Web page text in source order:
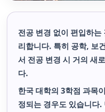
전공 변경 없이 편입하
리합니다. 특히 공학, 보
서 전공 변경 시 거의 새
다.
한국 대학의 3학점 과목
정되는 경우도 있습니다